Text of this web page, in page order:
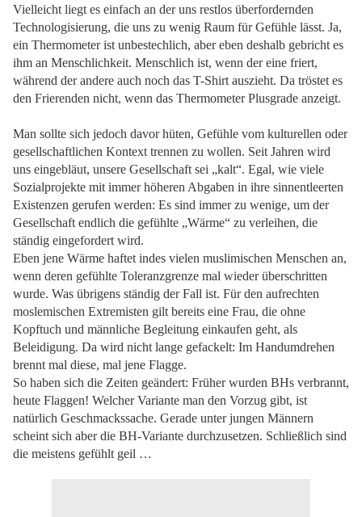
Vielleicht liegt es einfach an der uns restlos überfordernden
Technologisierung, die uns zu wenig Raum für Gefühle lässt. Ja,
ein Thermometer ist unbestechlich, aber eben deshalb gebricht es
ihm an Menschlichkeit. Menschlich ist, wenn der eine friert,
während der andere auch noch das T-Shirt auszieht. Da tröstet es
den Frierenden nicht, wenn das Thermometer Plusgrade anzeigt.
Man sollte sich jedoch davor hüten, Gefühle vom kulturellen oder
gesellschaftlichen Kontext trennen zu wollen. Seit Jahren wird
uns eingebläut, unsere Gesellschaft sei „kalt“. Egal, wie viele
Sozialprojekte mit immer höheren Abgaben in ihre sinnentleerten
Existenzen gerufen werden: Es sind immer zu wenige, um der
Gesellschaft endlich die gefühlte „Wärme“ zu verleihen, die
ständig eingefordert wird.
Eben jene Wärme haftet indes vielen muslimischen Menschen an,
wenn deren gefühlte Toleranzgrenze mal wieder überschritten
wurde. Was übrigens ständig der Fall ist. Für den aufrechten
moslemischen Extremisten gilt bereits eine Frau, die ohne
Kopftuch und männliche Begleitung einkaufen geht, als
Beleidigung. Da wird nicht lange gefackelt: Im Handumdrehen
brennt mal diese, mal jene Flagge.
So haben sich die Zeiten geändert: Früher wurden BHs verbrannt,
heute Flaggen! Welcher Variante man den Vorzug gibt, ist
natürlich Geschmackssache. Gerade unter jungen Männern
scheint sich aber die BH-Variante durchzusetzen. Schließlich sind
die meistens gefühlt geil …